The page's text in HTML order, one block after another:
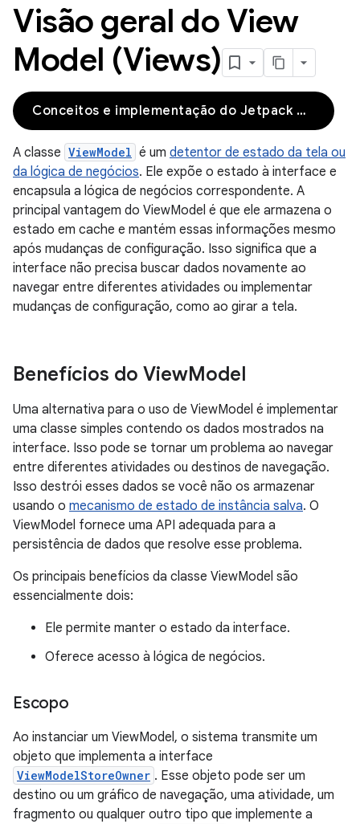
Visão geral do View
Model (Views)
Conceitos e implementação do Jetpack Compose
A classe ViewModel é um detentor de estado da tela ou
da lógica de negócios. Ele expõe o estado à interface e
encapsula a lógica de negócios correspondente. A
principal vantagem do ViewModel é que ele armazena o
estado em cache e mantém essas informações mesmo
após mudanças de configuração. Isso significa que a
interface não precisa buscar dados novamente ao
navegar entre diferentes atividades ou implementar
mudanças de configuração, como ao girar a tela.
Benefícios do ViewModel
Uma alternativa para o uso de ViewModel é implementar
uma classe simples contendo os dados mostrados na
interface. Isso pode se tornar um problema ao navegar
entre diferentes atividades ou destinos de navegação.
Isso destrói esses dados se você não os armazenar
usando o mecanismo de estado de instância salva. O
ViewModel fornece uma API adequada para a
persistência de dados que resolve esse problema.
Os principais benefícios da classe ViewModel são
essencialmente dois:
Ele permite manter o estado da interface.
Oferece acesso à lógica de negócios.
Escopo
Ao instanciar um ViewModel, o sistema transmite um
objeto que implementa a interface
ViewModelStoreOwner . Esse objeto pode ser um
destino ou um gráfico de navegação, uma atividade, um
fragmento ou qualquer outro tipo que implemente a